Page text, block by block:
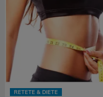
RETETE & DIETE